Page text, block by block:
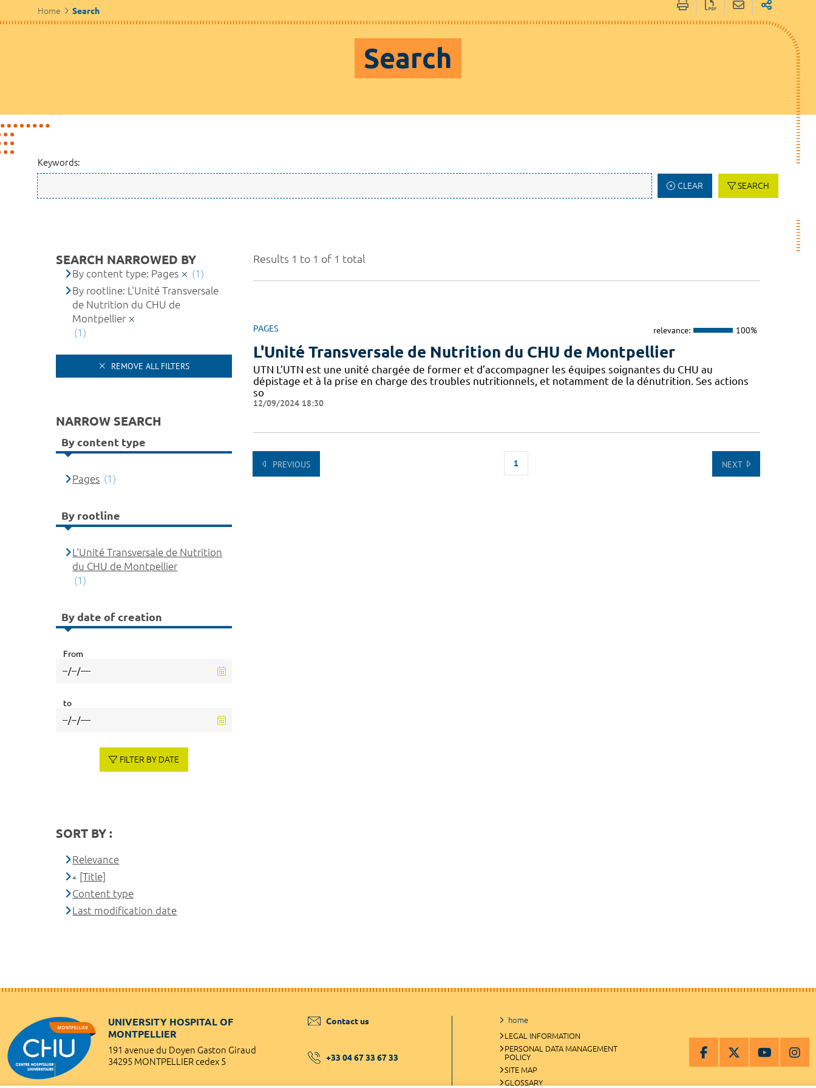
Home Search
Search
Keywords:
CLEAR SEARCH
Results 1 to 1 of 1 total
PAGES relevance: 100%
L'Unité Transversale de Nutrition du CHU de Montpellier
UTN L’UTN est une unité chargée de former et d’accompagner les équipes soignantes du CHU au
dépistage et à la prise en charge des troubles nutritionnels, et notamment de la dénutrition. Ses actions
so
12/09/2024 18:30
PREVIOUS 1 NEXT
SEARCH NARROWED BY
By content type: Pages
(1)
By rootline: L'Unité Transversale
de Nutrition du CHU de
Montpellier
(1)
REMOVE ALL FILTERS
NARROW SEARCH
By content type
Pages (1)
By rootline
L'Unité Transversale de Nutrition
du CHU de Montpellier
(1)
By date of creation
From
to
FILTER BY DATE
SORT BY :
Relevance
[Title]
Content type
Last modification date
UNIVERSITY HOSPITAL OF
MONTPELLIER
191 avenue du Doyen Gaston Giraud
34295 MONTPELLIER cedex 5
Contact us
+33 04 67 33 67 33
home
LEGAL INFORMATION
PERSONAL DATA MANAGEMENT
POLICY
SITE MAP
GLOSSARY